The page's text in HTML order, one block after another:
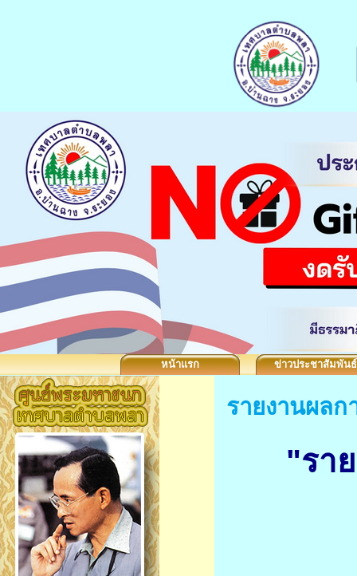
หน้าแรก ข่าวประชาสัมพันธ์
รายงานผล
"รา